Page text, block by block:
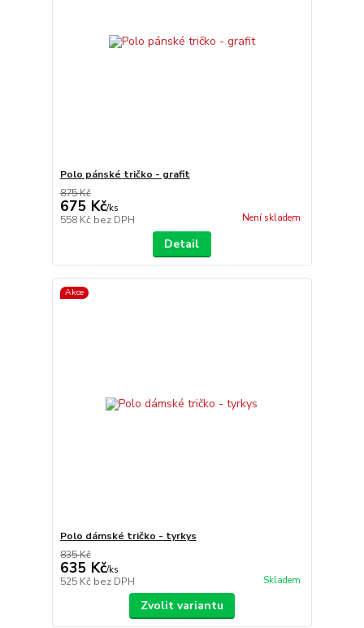
Polo pánské tričko - grafit
875 Kč
675 Kč/ks
558 Kč bez DPH Není skladem
Detail
Akce
Polo dámské tričko - tyrkys
835 Kč
635 Kč/ks
525 Kč bez DPH Skladem
Zvolit variantu